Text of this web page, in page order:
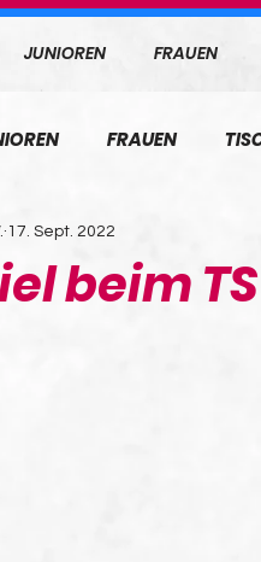
JUNIOREN FRAUEN
FRAUEN
beim
17. Sept. 2022